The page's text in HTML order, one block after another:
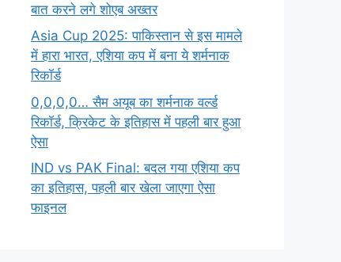
बात करने लगे शोएब अख्तर
Asia Cup 2025: पाकिस्तान से इस मामले
में हारा भारत, एशिया कप में बना ये शर्मनाक
रिकॉर्ड
0,0,0,0… सैम अयूब का शर्मनाक वर्ल्ड
रिकॉर्ड, क्रिकेट के इतिहास में पहली बार हुआ
ऐसा
IND vs PAK Final: बदल गया एशिया कप
का इतिहास, पहली बार खेला जाएगा ऐसा
फाइनल